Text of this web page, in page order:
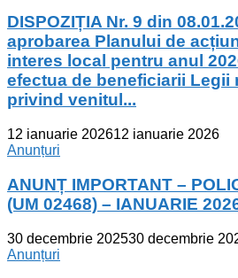
DISPOZIȚIA Nr. 9 din
aprobarea Planului de
interes local pentru anul
efectua de beneficiarii Legii
privind venitul...
12 ianuarie 202612 ianuarie 2026
Anunțuri
ANUNȚ IMPORTANT –
(UM 02468) – IANUARIE
30 decembrie 202530 decembrie
Anunțuri